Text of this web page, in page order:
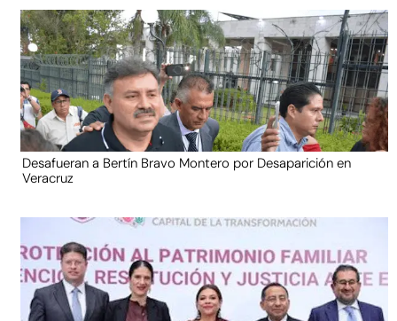
Desafueran a Bertín Bravo Montero por Desaparición en
Veracruz